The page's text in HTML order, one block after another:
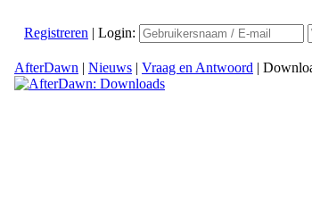
Registreren | Login:
AfterDawn | Nieuws | Vraag en Antwoord |